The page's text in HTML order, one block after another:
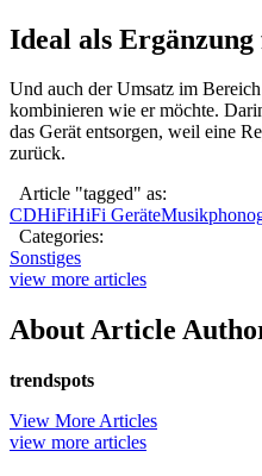
Ideal als
Und auch der Umsatz im Bereich
kombinieren wie er möchte.
das Gerät entsorgen, weil eine
zurück.
Article "tagged" as:
CDHiFiHiFi GeräteMusik
Categories:
Sonstiges
view more articles
About Article
trendspots
View More Articles
view more articles